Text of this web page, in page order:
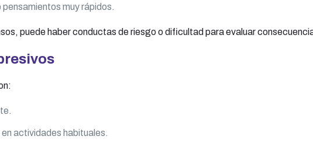
muy rápidos.
puede haber conductas de riesgo o dificultad para evaluar
actividades habituales.